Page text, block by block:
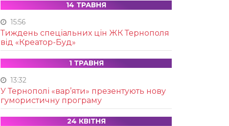
14 ТРАВНЯ
15:56
Тиждень спеціальних цін ЖК Тернополя
від «Креатор-Буд»
1 ТРАВНЯ
13:32
У Тернополі «вар’яти» презентують нову
гумористичну програму
24 КВІТНЯ